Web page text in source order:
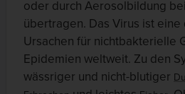
oder durch Aerosolbildung
übertragen. Das Virus ist
Ursachen für nichtbakterielle
Epidemien weltweit. Zu den
wässriger und nicht-blutiger